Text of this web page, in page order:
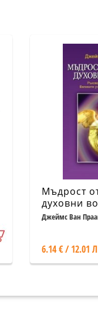
Мъдрост
духовни
Джеймс Ван
6.14 € / 12.01